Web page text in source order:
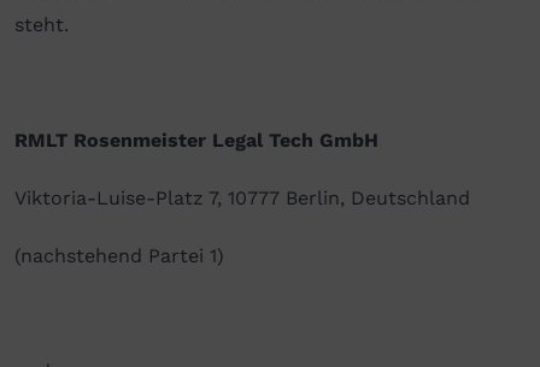
steht.
RMLT Rosenmeister Legal Tech GmbH
Viktoria-Luise-Platz 7, 10777 Berlin, Deutschland
(nachstehend Partei 1)